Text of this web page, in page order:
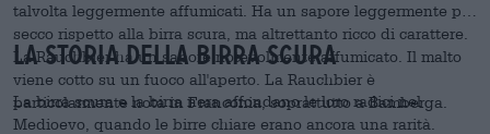
talvolta leggermente affumicati. Ha un sapore leggermente più
secco rispetto alla birra scura, ma altrettanto ricco di carattere.
La Rauchbier ha un sapore notevolmente affumicato. Il malto
viene cotto su un fuoco all'aperto. La Rauchbier è
particolarmente nota in Franconia, soprattutto a Bamberga.
La storia della birra scura
La birra scura e la birra nera affondano le loro radici nel
Medioevo, quando le birre chiare erano ancora una rarità.